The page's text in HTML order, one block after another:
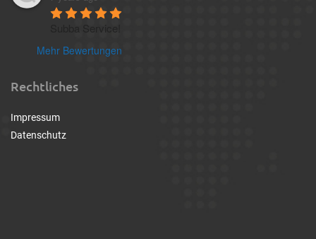
Mehr Bewertungen
Rechtliches
Impressum
Datenschutz